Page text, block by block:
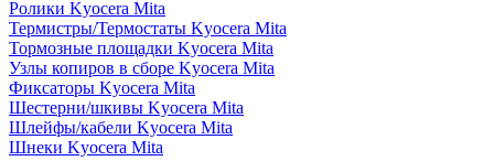
Ролики Kyocera Mita
Термистры/Термостаты Kyocera Mita
Тормозные площадки Kyocera Mita
Узлы копиров в сборе Kyocera Mita
Фиксаторы Kyocera Mita
Шестерни/шкивы Kyocera Mita
Шлейфы/кабели Kyocera Mita
Шнеки Kyocera Mita